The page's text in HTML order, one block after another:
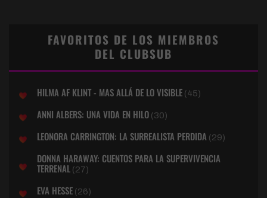
FAVORITOS DE LOS MIEMBROS
DEL CLUBSUB
HILMA AF KLINT - MAS ALLÁ DE LO VISIBLE (45)
ANNI ALBERS: UNA VIDA EN HILO (30)
LEONORA CARRINGTON: LA SURREALISTA PERDIDA (29)
DONNA HARAWAY: CUENTOS PARA LA SUPERVIVENCIA
TERRENAL (27)
EVA HESSE (26)